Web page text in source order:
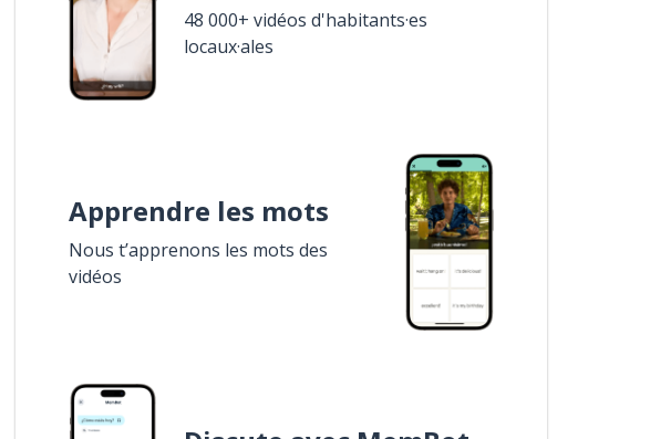
48 000+ vidéos d'habitants·es
locaux·ales
Apprendre les mots
Nous t’apprenons les mots des
vidéos